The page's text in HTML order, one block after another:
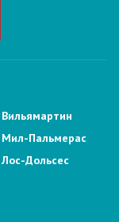
Вильямартин
Мил-Пальмерас
Лос-Дольсес